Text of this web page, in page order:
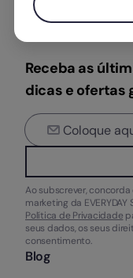
Receba as
dicas e ofertas
Ao subscrever,
marketing da EVERYDAY
Política de Privacidade
seus dados, os seus
consentimento.
Blog